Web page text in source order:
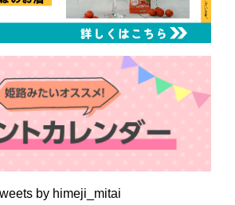
by himeji_mitai